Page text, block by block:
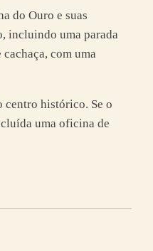
do Ouro e suas
incluindo uma parada
com uma
centro histórico. Se o
uma oficina de